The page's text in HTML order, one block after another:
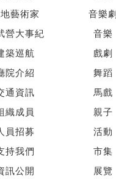
藝術家
營大事紀
築巡航
院介紹
通資訊
織成員
員招募
持我們
訊公開
音樂劇
音樂
戲劇
舞蹈
馬戲
親子
活動
市集
展覽